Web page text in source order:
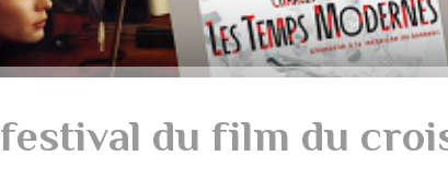
festival du film du